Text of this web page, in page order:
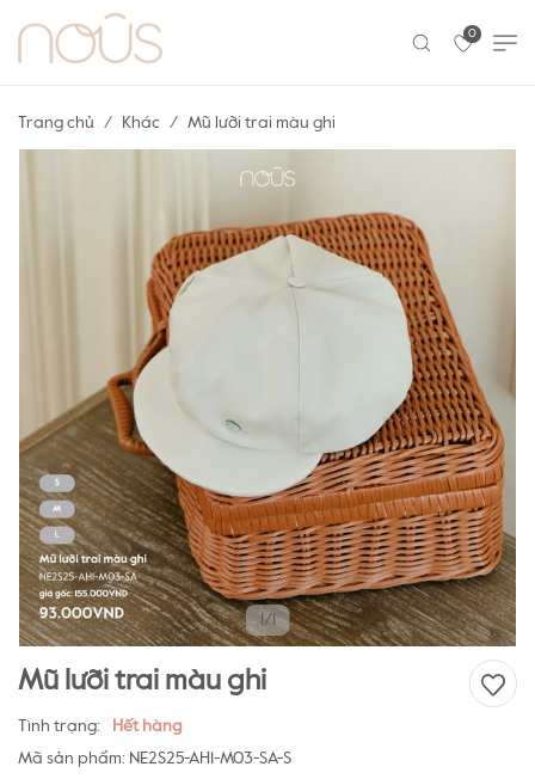
0
Trang chủ Khác Mũ lưỡi trai màu ghi
1/1
Mũ lưỡi trai màu ghi
Tình trạng:
Hết hàng
Mã sản phẩm: NE2S25-AH1-M03-SA-S